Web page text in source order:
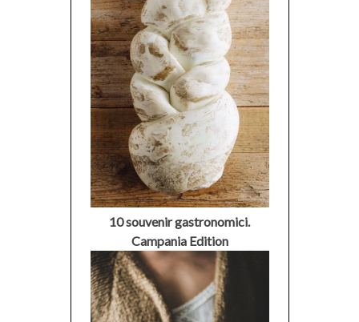
10 souvenir gastronomici.
Campania Edition